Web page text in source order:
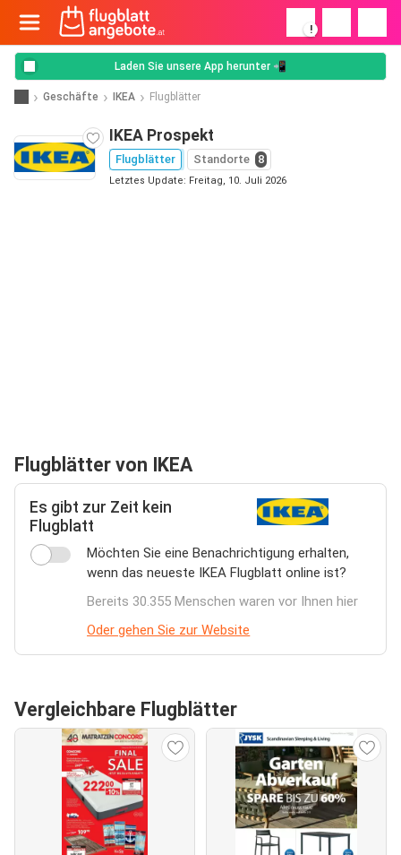
!
Laden Sie unsere App herunter 📲
Geschäfte IKEA Flugblätter
IKEA Prospekt
Flugblätter Standorte 8
Letztes Update: Freitag, 10. Juli 2026
Flugblätter von IKEA
Es gibt zur Zeit kein
Flugblatt
Möchten Sie eine Benachrichtigung erhalten,
wenn das neueste IKEA Flugblatt online ist?
Bereits 30.355 Menschen waren vor Ihnen hier
Oder gehen Sie zur Website
Vergleichbare Flugblätter